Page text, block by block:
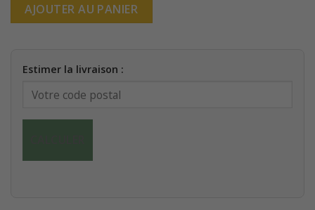
AJOUTER AU PANIER
Estimer la livraison :